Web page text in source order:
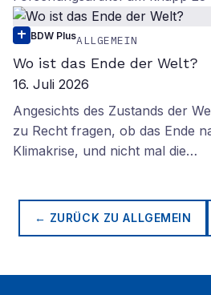
BDW PlusALLGEMEIN
Wo ist das Ende der Welt?
16. Juli 2026
Angesichts des Zustands der
zu Recht fragen, ob das Ende
Klimakrise, und nicht mal die…
← ZURÜCK ZUALLGEMEIN